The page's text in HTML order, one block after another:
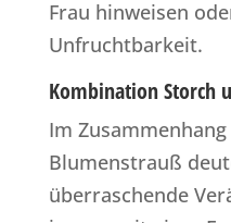
Frau hinweisen
Unfruchtbarkeit.
Kombination Storch
Im
Blumenstrauß
überraschende